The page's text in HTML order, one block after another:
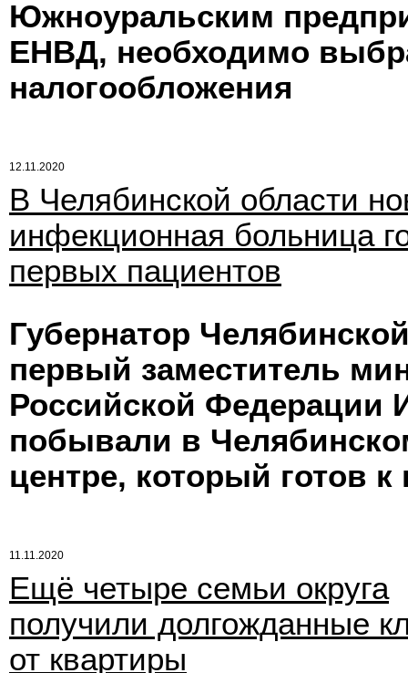
Южноуральским
ЕНВД, необходимо
налогообложения
12.11.2020
В Челябинской области
инфекционная больница
первых пациентов
Губернатор
первый заместитель
Российской Федерации
побывали в
центре, который готов
11.11.2020
Ещё четыре семьи округа
получили долгожданные
от квартиры